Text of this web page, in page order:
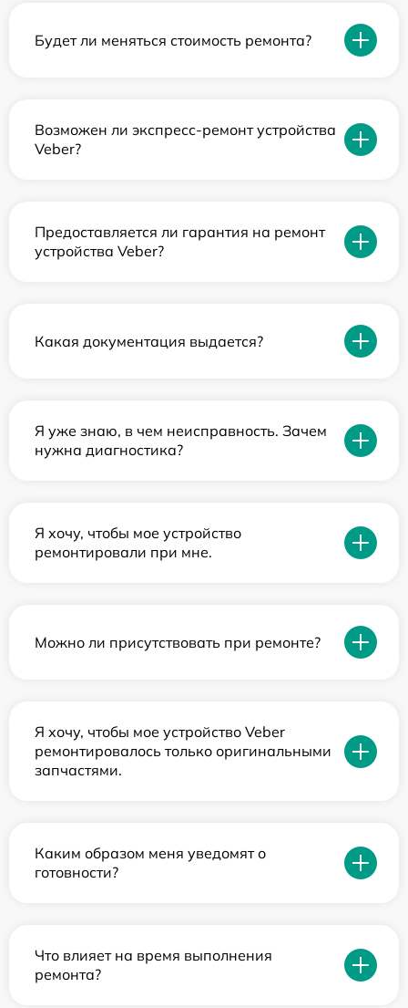
Будет ли меняться стоимость ремонта?
Возможен ли экспресс-ремонт устройства
Veber?
Предоставляется ли гарантия на ремонт
устройства Veber?
Какая документация выдается?
Я уже знаю, в чем неисправность. Зачем
нужна диагностика?
Я хочу, чтобы мое устройство
ремонтировали при мне.
Можно ли присутствовать при ремонте?
Я хочу, чтобы мое устройство Veber
ремонтировалось только оригинальными
запчастями.
Каким образом меня уведомят о
готовности?
Что влияет на время выполнения
ремонта?